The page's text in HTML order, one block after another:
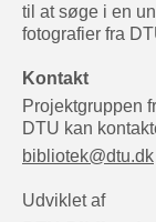
til at søge i en
fotografier fra
Kontakt
Projektgruppen
DTU kan
bibliotek@dtu.dk
Udviklet af